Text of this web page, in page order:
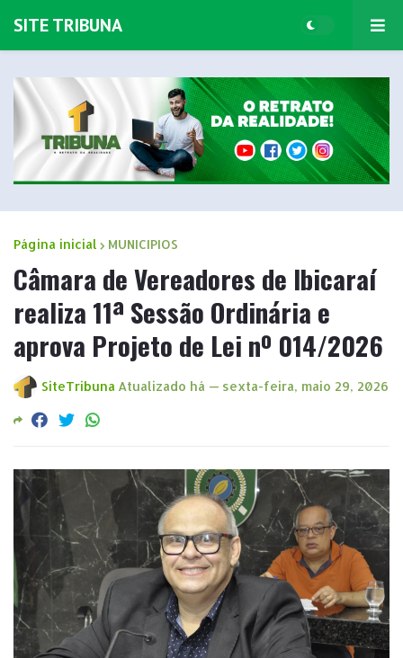
SITE TRIBUNA
Página inicial MUNICIPIOS
Câmara de Vereadores de Ibicaraí
realiza 11ª Sessão Ordinária e
aprova Projeto de Lei nº 014/2026
SiteTribuna Atualizado há — sexta-feira, maio 29, 2026